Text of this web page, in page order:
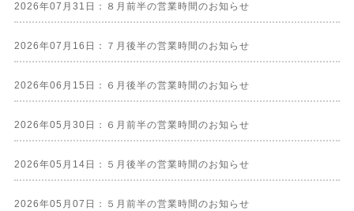
2026年07月31日：８月前半の営業時間のお知らせ
2026年07月16日：７月後半の営業時間のお知らせ
2026年06月15日：６月後半の営業時間のお知らせ
2026年05月30日：６月前半の営業時間のお知らせ
2026年05月14日：５月後半の営業時間のお知らせ
2026年05月07日：５月前半の営業時間のお知らせ